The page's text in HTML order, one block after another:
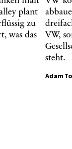
plant
zu
was das
VW,
steht.
Adam